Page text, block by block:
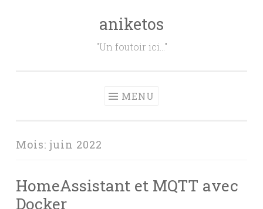
aniketos
"Un foutoir ici…"
MENU
Mois: juin 2022
HomeAssistant et MQTT avec
Docker